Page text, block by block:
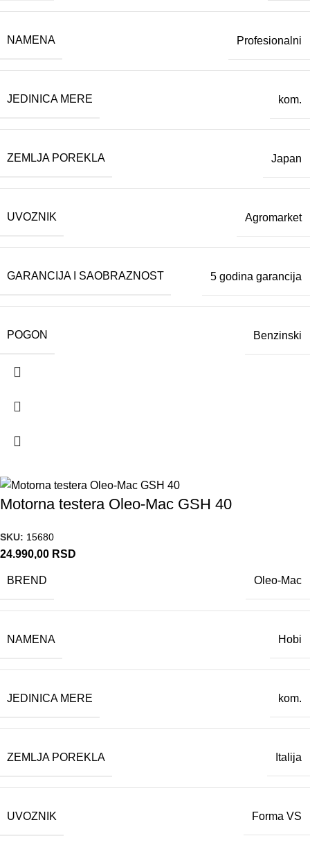
NAMENA Profesionalni
JEDINICA MERE kom.
ZEMLJA POREKLA Japan
UVOZNIK Agromarket
GARANCIJA I SAOBRAZNOST 5 godina garancija
POGON Benzinski
Motorna testera Oleo-Mac GSH 40
SKU: 15680
24.990,00 RSD
BREND Oleo-Mac
NAMENA Hobi
JEDINICA MERE kom.
ZEMLJA POREKLA Italija
UVOZNIK Forma VS